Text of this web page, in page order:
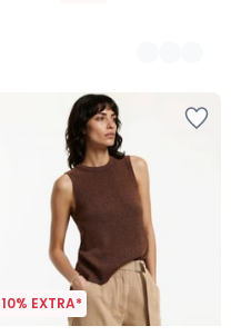
10% EXTRA*